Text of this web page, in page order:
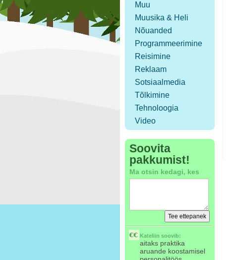
Muu
Muusika & Heli
Nõuanded
Programmeerimine
Reisimine
Reklaam
Sotsiaalmedia
Tõlkimine
Tehnoloogia
Video
Soovita
pakkumist!
Ma otsin kedagi, kes
Kateliin soovib:
aitaks praktika
aruande koostamisel